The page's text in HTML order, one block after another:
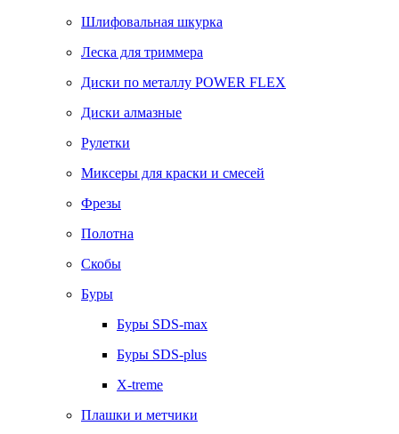
Шлифовальная шкурка
Леска для триммера
Диски по металлу POWER FLEX
Диски алмазные
Рулетки
Миксеры для краски и смесей
Фрезы
Полотна
Скобы
Буры
Буры SDS-max
Буры SDS-plus
X-treme
Плашки и метчики